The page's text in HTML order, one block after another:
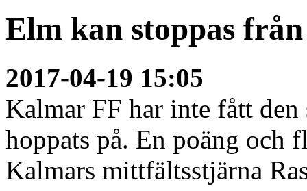
Elm kan stoppas från
2017-04-19 15:05
Kalmar FF har inte fått
hoppats på. En poäng och
Kalmars mittfältsstjärna